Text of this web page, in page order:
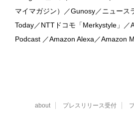
マイマガジン）／Gunosy／ニュース
Today／NTTドコモ「Merkystyle」／
Podcast ／Amazon Alexa／Amazon
about プレスリリース受付